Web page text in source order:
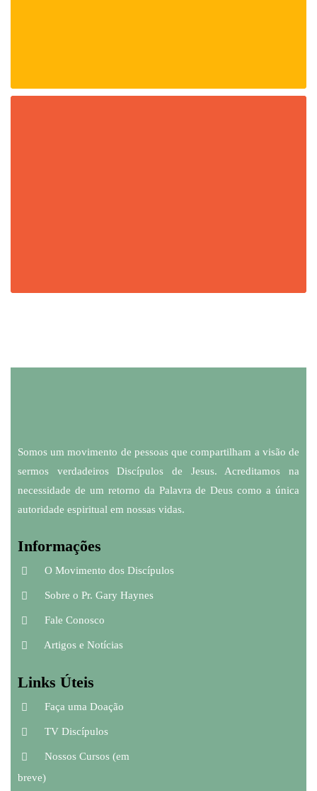
Somos um movimento de pessoas que compartilham a visão de
sermos verdadeiros Discípulos de Jesus. Acreditamos na
necessidade de um retorno da Palavra de Deus como a única
autoridade espiritual em nossas vidas.
Informações
O Movimento dos Discípulos
Sobre o Pr. Gary Haynes
Fale Conosco
Artigos e Notícias
Links Úteis
Faça uma Doação
TV Discípulos
Nossos Cursos (em
breve)